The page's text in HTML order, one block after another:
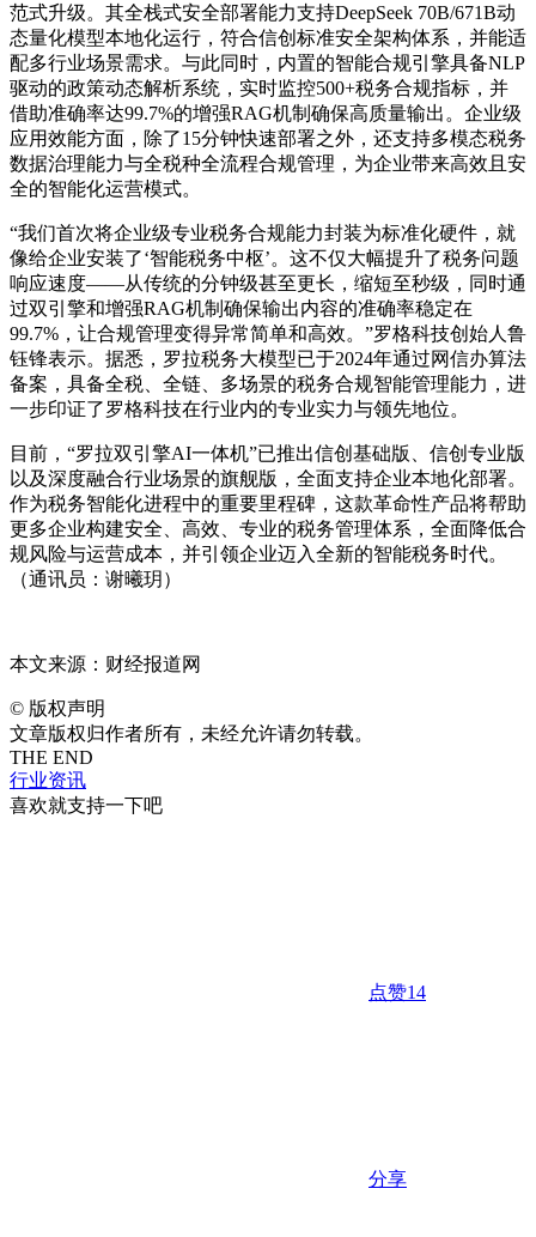
范式升级。其全栈式安全部署能力支持DeepSeek 70B/671B动
态量化模型本地化运行，符合信创标准安全架构体系，并能适
配多行业场景需求。与此同时，内置的智能合规引擎具备NLP
驱动的政策动态解析系统，实时监控500+税务合规指标，并
借助准确率达99.7%的增强RAG机制确保高质量输出。企业级
应用效能方面，除了15分钟快速部署之外，还支持多模态税务
数据治理能力与全税种全流程合规管理，为企业带来高效且安
全的智能化运营模式。
“我们首次将企业级专业税务合规能力封装为标准化硬件，就
像给企业安装了‘智能税务中枢’。这不仅大幅提升了税务问题
响应速度——从传统的分钟级甚至更长，缩短至秒级，同时通
过双引擎和增强RAG机制确保输出内容的准确率稳定在
99.7%，让合规管理变得异常简单和高效。”罗格科技创始人鲁
钰锋表示。据悉，罗拉税务大模型已于2024年通过网信办算法
备案，具备全税、全链、多场景的税务合规智能管理能力，进
一步印证了罗格科技在行业内的专业实力与领先地位。
目前，“罗拉双引擎AI一体机”已推出信创基础版、信创专业版
以及深度融合行业场景的旗舰版，全面支持企业本地化部署。
作为税务智能化进程中的重要里程碑，这款革命性产品将帮助
更多企业构建安全、高效、专业的税务管理体系，全面降低合
规风险与运营成本，并引领企业迈入全新的智能税务时代。
（通讯员：谢曦玥）
本文来源：财经报道网
© 版权声明
文章版权归作者所有，未经允许请勿转载。
THE END
行业资讯
喜欢就支持一下吧
点赞14
分享